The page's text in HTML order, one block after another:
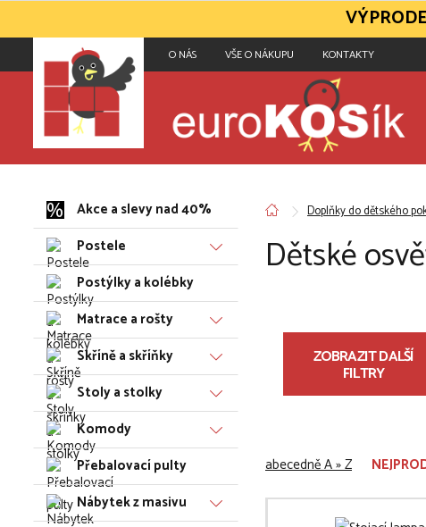
O NÁS VŠE O NÁKUPU KONTAKTY
Akce a slevy nad 40%
Postele
Postýlky a kolébky
Matrace a rošty
Skříně a skříňky
Stoly a stolky
Komody
Přebalovací pulty
Nábytek z masivu
Doplňky do dětského
Dětské
ZOBRAZIT DALŠÍ
FILTRY
abecedně A » Z